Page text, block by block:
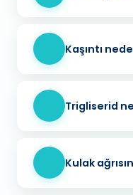
Kaşıntı
Trigliserid
Kulak